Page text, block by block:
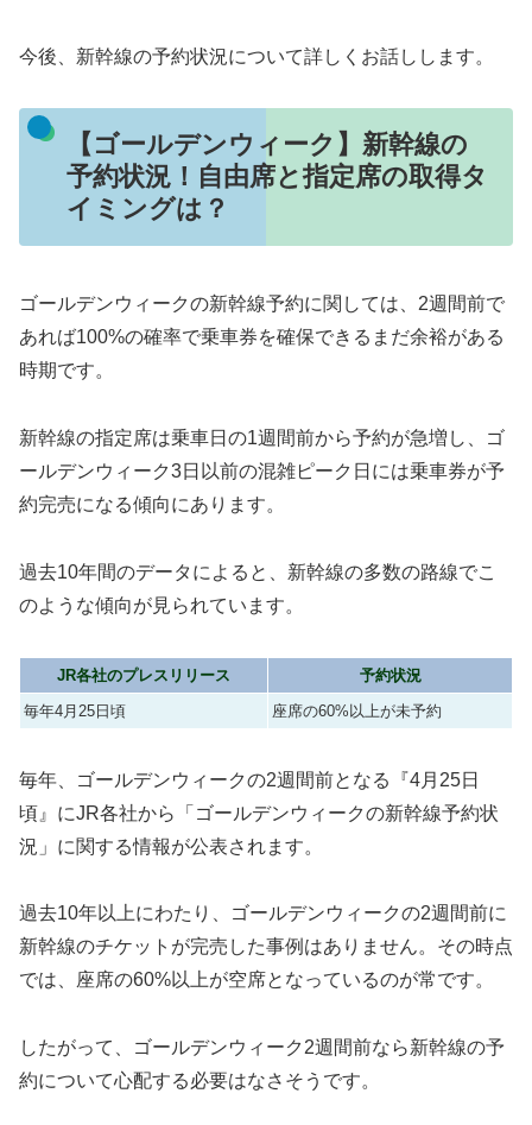
今後、新幹線の予約状況について詳しくお話しします。
【ゴールデンウィーク】新幹線の
予約状況！自由席と指定席の取得タ
イミングは？
ゴールデンウィークの新幹線予約に関しては、2週間前で
あれば100%の確率で乗車券を確保できるまだ余裕がある
時期です。
新幹線の指定席は乗車日の1週間前から予約が急増し、ゴ
ールデンウィーク3日以前の混雑ピーク日には乗車券が予
約完売になる傾向にあります。
過去10年間のデータによると、新幹線の多数の路線でこ
のような傾向が見られています。
JR各社のプレスリリース
予約状況
毎年4月25日頃
座席の60%以上が未予約
毎年、ゴールデンウィークの2週間前となる『4月25日
頃』にJR各社から「ゴールデンウィークの新幹線予約状
況」に関する情報が公表されます。
過去10年以上にわたり、ゴールデンウィークの2週間前に
新幹線のチケットが完売した事例はありません。その時点
では、座席の60%以上が空席となっているのが常です。
したがって、ゴールデンウィーク2週間前なら新幹線の予
約について心配する必要はなさそうです。